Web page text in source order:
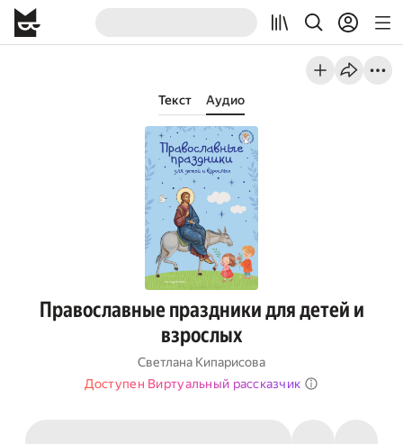
Текст Аудио
Православные праздники для детей и
взрослых
Светлана Кипарисова
Доступен Виртуальный рассказчик